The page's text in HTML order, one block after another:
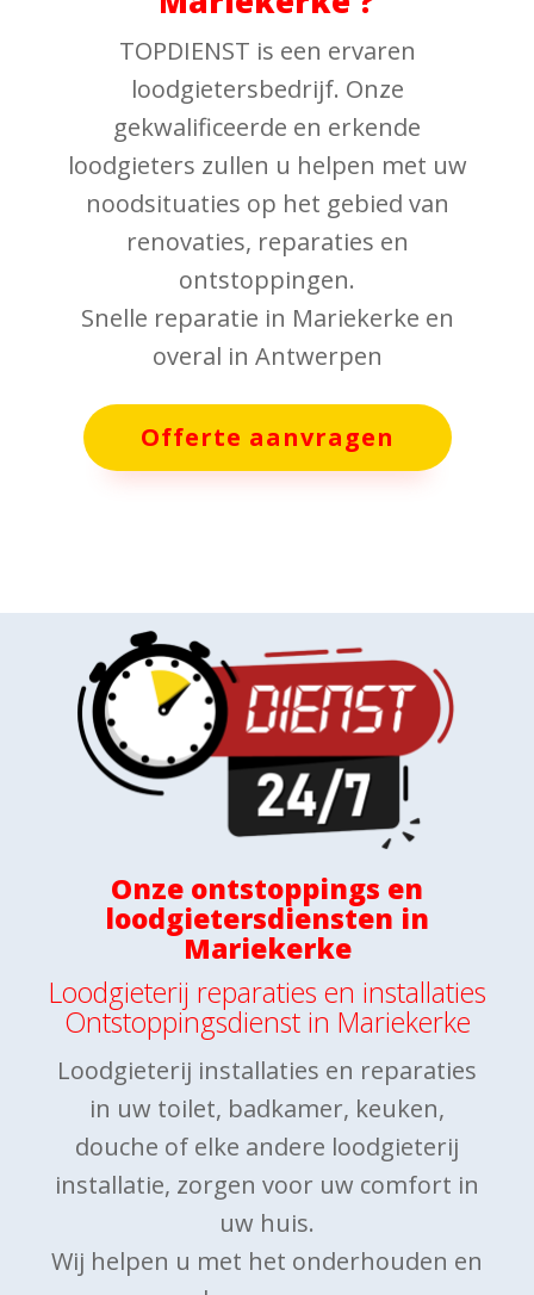
TOPDIENST is een ervaren
loodgietersbedrijf. Onze
gekwalificeerde en erkende
loodgieters zullen u helpen met uw
noodsituaties op het gebied van
renovaties, reparaties en
ontstoppingen.
Snelle reparatie in Mariekerke en
overal in Antwerpen
Offerte aanvragen
Onze ontstoppings en
loodgietersdiensten in
Mariekerke
Loodgieterij reparaties en installaties
Ontstoppingsdienst in Mariekerke
Loodgieterij installaties en reparaties
in uw toilet, badkamer, keuken,
douche of elke andere loodgieterij
installatie, zorgen voor uw comfort in
uw huis.
Wij helpen u met het onderhouden en